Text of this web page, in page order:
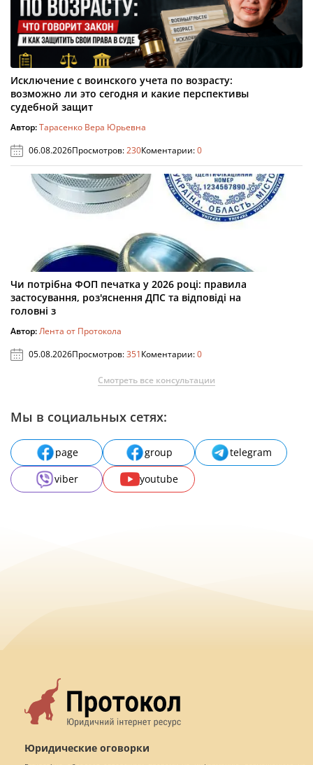
Исключение с воинского учета по возрасту:
возможно ли это сегодня и какие перспективы
судебной защит
Автор:Тарасенко Вера Юрьевна
06.08.2026Просмотров:230Коментарии:0
Чи потрібна ФОП печатка у 2026 році: правила
застосування, роз'яснення ДПС та відповіді на
головні з
Автор:Лента от Протокола
05.08.2026Просмотров:351Коментарии:0
Смотреть все консультации
Мы в социальных сетях:
page group
telegram
viber
youtube
Юридические оговорки